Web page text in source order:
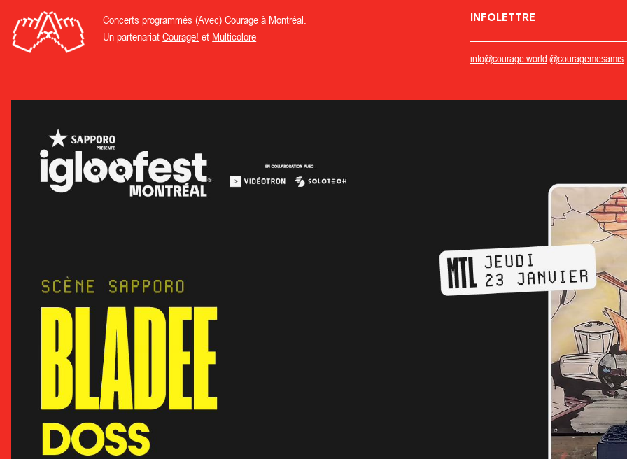
Concerts programmés (Avec) Courage à Montréal.
Un partenariatCourage! et Multicolore
INFOLETTRE
info@courage.world @couragemesamis